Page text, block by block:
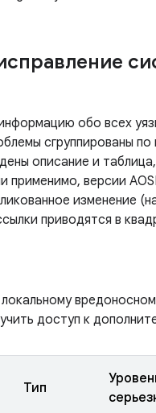
обо всех
сгруппированы
описание и
применимо, версии
изменение
приводятся в
доступ к
Тип